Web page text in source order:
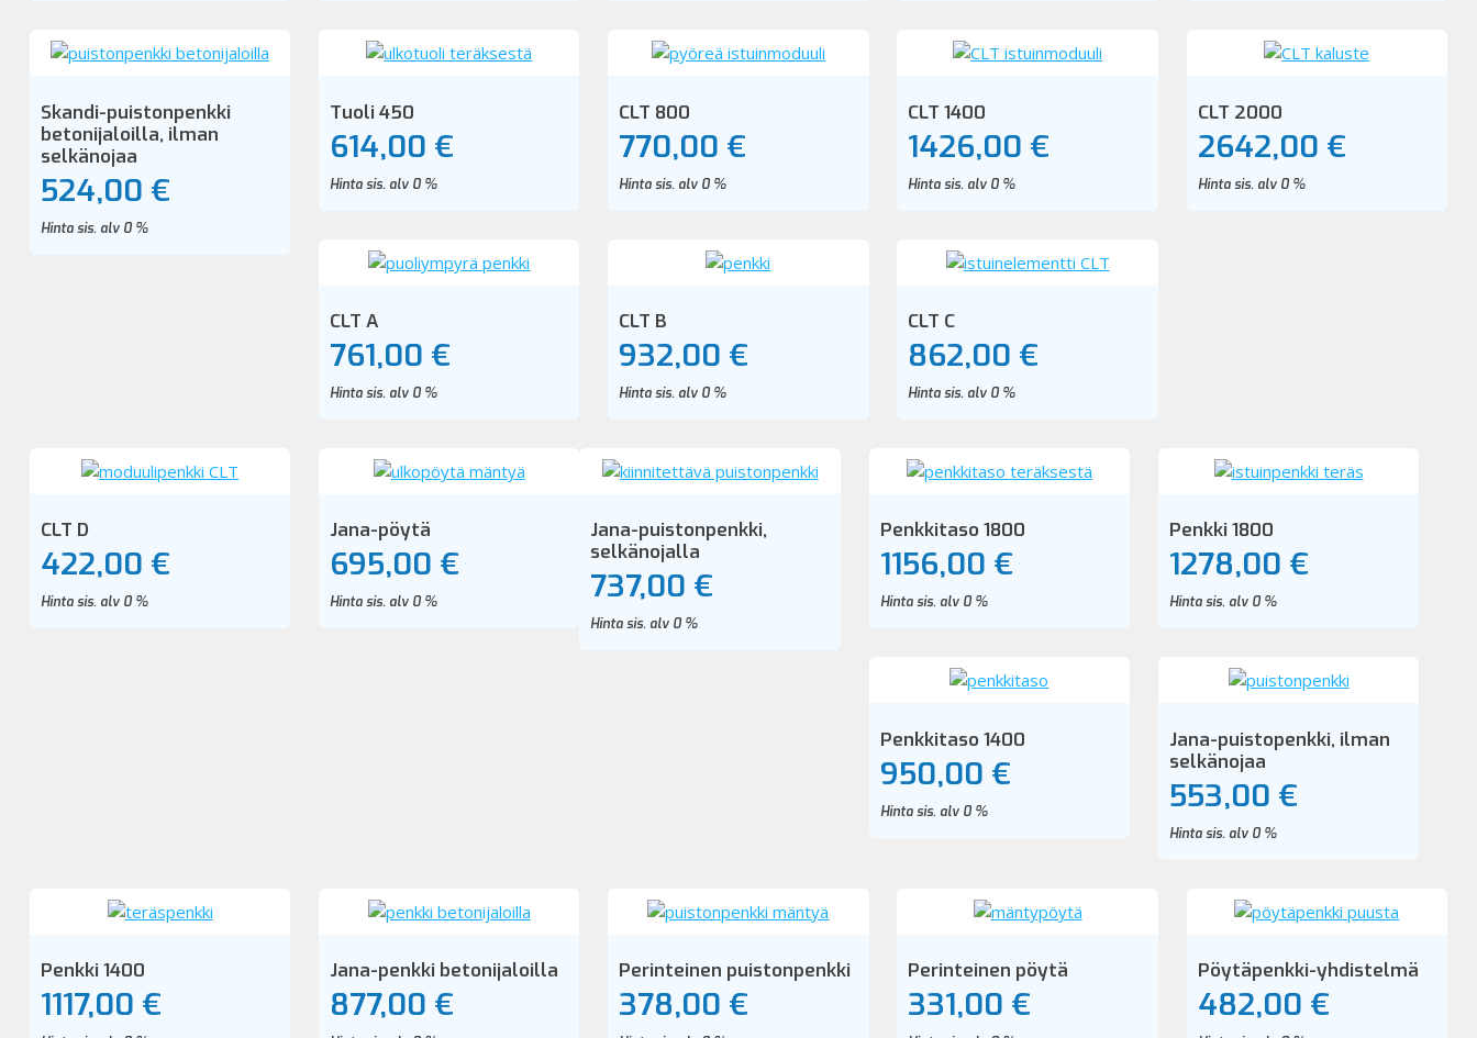
Skandi-puistonpenkki
betonijaloilla, ilman
selkänojaa
524,00 €
Hinta sis. alv 0 %
Tuoli 450
614,00 €
Hinta sis. alv 0 %
CLT 800
770,00 €
Hinta sis. alv 0 %
CLT 1400
1426,00 €
Hinta sis. alv 0 %
CLT 2000
2642,00 €
Hinta sis. alv 0 %
CLT A
761,00 €
Hinta sis. alv 0 %
CLT B
932,00 €
Hinta sis. alv 0 %
CLT C
862,00 €
Hinta sis. alv 0 %
CLT D
422,00 €
Hinta sis. alv 0 %
Jana-pöytä
695,00 €
Hinta sis. alv 0 %
Jana-puistonpenkki,
selkänojalla
737,00 €
Hinta sis. alv 0 %
Penkkitaso 1800
1156,00 €
Hinta sis. alv 0 %
Penkki 1800
1278,00 €
Hinta sis. alv 0 %
Penkkitaso 1400
950,00 €
Hinta sis. alv 0 %
Jana-puistopenkki, ilman
selkänojaa
553,00 €
Hinta sis. alv 0 %
Penkki 1400
1117,00 €
Jana-penkki betonijaloilla
877,00 €
Perinteinen puistonpenkki
378,00 €
Perinteinen pöytä
331,00 €
Pöytäpenkki-yhdistelmä
482,00 €